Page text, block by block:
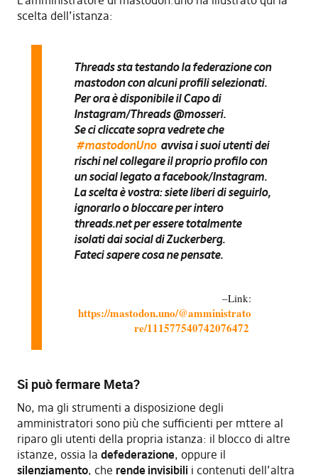
scelta dell’istanza:
Threads sta testando la federazione con
mastodon con alcuni profili selezionati.
Per ora è disponibile il Capo di
Instagram/Threads @mosseri.
Se ci cliccate sopra vedrete che
#mastodonUno avvisa i suoi utenti dei
rischi nel collegare il proprio profilo con
un social legato a facebook/Instagram.
La scelta è vostra: siete liberi di seguirlo,
ignorarlo o bloccare per intero
threads.net per essere totalmente
isolati dai social di Zuckerberg.
Fateci sapere cosa ne pensate.
Link:
https://mastodon.uno/@amministrato
re/111577540742076472
Si può fermare Meta?
No, ma gli strumenti a disposizione degli
amministratori sono più che sufficienti per mttere al
riparo gli utenti della propria istanza: il blocco di altre
istanze, ossia la defederazione, oppure il
silenziamento, che rende invisibili i contenuti dell’altra